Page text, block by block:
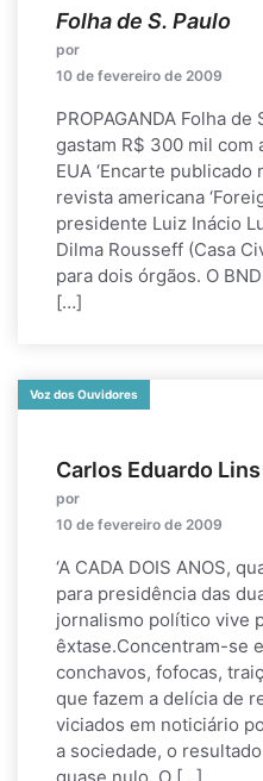
Folha de S. Paulo
por
10 de fevereiro de 2009
PROPAGANDA Folha
gastam R$ 300 mil com
EUA ‘Encarte
revista americana
presidente Luiz Inácio
Dilma Rousseff (Casa
para dois órgãos. O
[…]
Voz dos Ouvidores
Carlos Eduardo
por
10 de fevereiro de 2009
‘A CADA DOIS ANOS,
para presidência das
jornalismo político vive
êxtase.Concentram-se
conchavos, fofocas,
que fazem a delícia de
viciados em noticiário
a sociedade, o